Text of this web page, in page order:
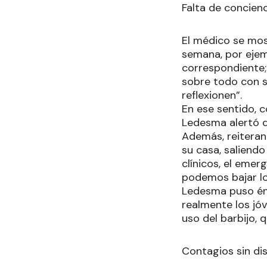
Falta de
El médico se
semana, por
sobre todo con
reflexionen”.
En ese sentido,
Ledesma alertó
Además,
su casa,
clínicos, el
podemos bajar
Ledesma puso
realmente los
uso del barbijo,
Contagios sin